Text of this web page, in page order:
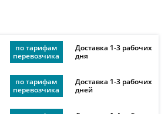
по тарифам
перевозчика
Доставка 1-3 рабочих
дня
по тарифам
перевозчика
Доставка 1-3 рабочих
дней